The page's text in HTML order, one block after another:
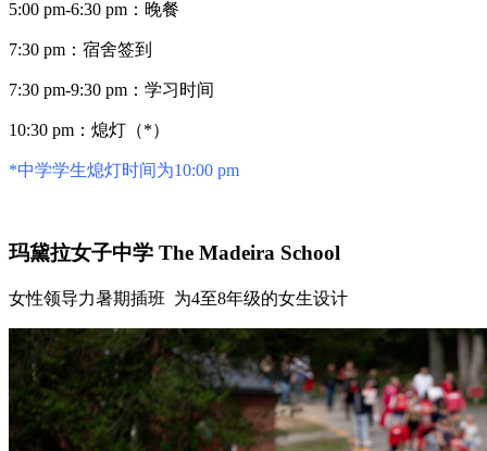
5:00 pm-6:30 pm：晚餐
7:30 pm：宿舍签到
7:30 pm-9:30 pm：学习时间
10:30 pm：熄灯（*）
*中学学生熄灯时间为10:00 pm
玛黛拉女子中学 The Madeira School
女性领导力暑期插班 为4至8年级的女生设计